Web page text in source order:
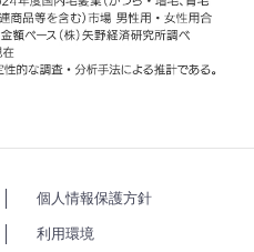
個人情報保護方針
利用環境